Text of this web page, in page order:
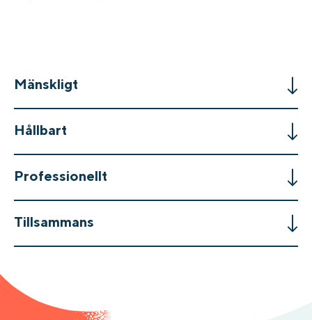
Mänskligt
Hållbart
Professionellt
Tillsammans